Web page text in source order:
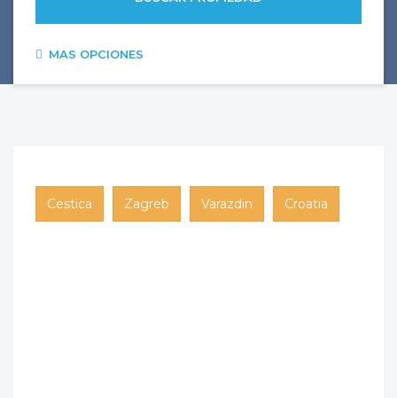
MAS OPCIONES
Cestica Zagreb Varazdin Croatia